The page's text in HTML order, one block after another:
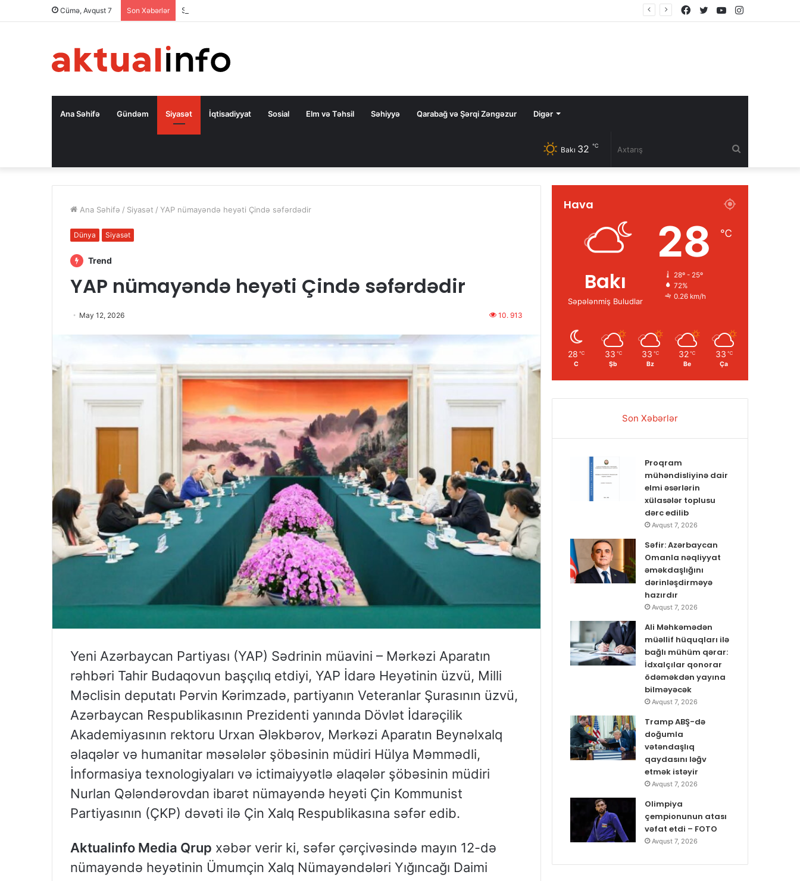
Cümə, Avqust 7 Son Xəbərlər Səfir: Azərbaycan Omanla nəqliyyat əməkdaşlığını dərinləşdirməyə hazırdır YouTube
Twitter
Facebook
Ana Səhifə Gündəm Siyasət İqtisadiyyat Sosial Elm və Təhsil Səhiyyə Qarabağ və Şərqi Zəngəzur Digər
Bakı 32 ℃
Ana Səhifə / Siyasət / YAP nümayəndə heyəti Çində səfərdədir
Dünya Siyasət
Trend
YAP nümayəndə heyəti Çində səfərdədir
May 12, 2026 10. 913
Yeni Azərbaycan Partiyası (YAP) Sədrinin müavini – Mərkəzi Aparatın
rəhbəri Tahir Budaqovun başçılıq etdiyi, YAP İdarə Heyətinin üzvü, Milli
Məclisin deputatı Pərvin Kərimzadə, partiyanın Veteranlar Şurasının üzvü,
Azərbaycan Respublikasının Prezidenti yanında Dövlət İdarəçilik
Akademiyasının rektoru Urxan Ələkbərov, Mərkəzi Aparatın Beynəlxalq
əlaqələr və humanitar məsələlər şöbəsinin müdiri Hülya Məmmədli,
İnformasiya texnologiyaları və ictimaiyyətlə əlaqələr şöbəsinin müdiri
Nurlan Qələndərovdan ibarət nümayəndə heyəti Çin Kommunist
Partiyasının (ÇKP) dəvəti ilə Çin Xalq Respublikasına səfər edib.
Aktualinfo Media Qrup xəbər verir ki, səfər çərçivəsində mayın 12-də
nümayəndə heyətinin Ümumçin Xalq Nümayəndələri Yığıncağı Daimi
Hava
Bakı
Səpələnmiş Buludlar
28 ℃
28º - 25º
72%
0.26 km/h
28 ℃
C
33 ℃
Şb
33 ℃
Bz
32 ℃
Be
33 ℃
Ça
Son Xəbərlər
Proqram
mühəndisliyinə dair
elmi əsərlərin
xülasələr toplusu
dərc edilib
Avqust 7, 2026
Səfir: Azərbaycan
Omanla nəqliyyat
əməkdaşlığını
dərinləşdirməyə
hazırdır
Avqust 7, 2026
Ali Məhkəmədən
müəllif hüquqları ilə
bağlı mühüm qərar:
İdxalçılar qonorar
ödəməkdən yayına
bilməyəcək
Avqust 7, 2026
Tramp ABŞ-də
doğumla
vətəndaşlıq
qaydasını ləğv
etmək istəyir
Avqust 7, 2026
Olimpiya
çempionunun atası
vəfat etdi – FOTO
Avqust 7, 2026